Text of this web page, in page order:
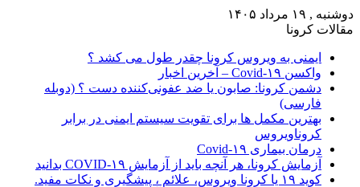
دوشنبه , ۱۹ مرداد ۱۴۰۵
مقالات کرونا
ایمنی به ویروس کرونا چقدر طول می کشد ؟
واکسن Covid-۱۹ – آخرین اخبار
دشمن کرونا: صابون یا ضد عفونی‌کننده دست ؟ (دوبله
فارسی)
بهترین مکمل ها برای تقویت سیستم ایمنی در برابر
کروناویروس
درمان بیماری Covid-۱۹
آزمایش کرونا، هر آنچه باید از آزمایش COVID-۱۹ بدانید
کوید ۱۹ یا کرونا ویروس، علائم ، پیشگیری و نکات مفید.